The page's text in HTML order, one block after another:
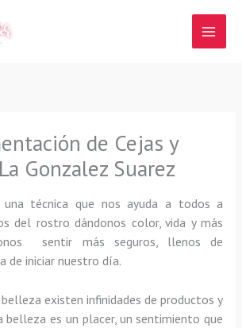
de Cejas y
Gonzalez Suarez
técnica que nos ayuda a todos a
del rostro dándonos color, vida y más
sentir más seguros, llenos de
de iniciar nuestro día.
existen infinidades de productos y
belleza es un placer, un sentimiento que